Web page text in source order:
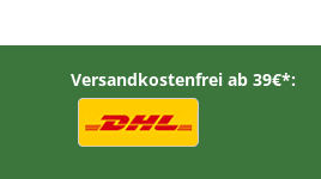
Versandkostenfrei ab 39€*: